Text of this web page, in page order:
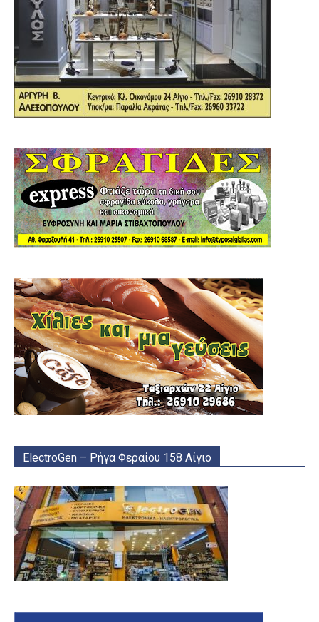
ElectroGen – Ρήγα Φεραίου 158 Αίγιο